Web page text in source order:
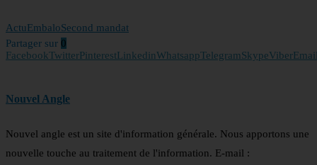
ActuEmbaloSecond mandat
Partager sur 0
FacebookTwitterPinterestLinkedinWhatsappTelegramSkypeViber
Nouvel Angle
Nouvel angle est un site d'information générale. Nous apportons une
nouvelle touche au traitement de l'information. E-mail :